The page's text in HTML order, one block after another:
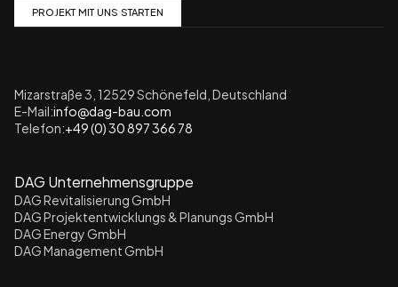
PROJEKT MIT UNS STARTEN
Mizarstraße 3, 12529 Schönefeld, Deutschland
E-Mail:info@dag-bau.com
Telefon:+49 (0) 30 897 366 78
DAG Unternehmensgruppe
DAG Revitalisierung GmbH
DAG Projektentwicklungs & Planungs GmbH
DAG Energy GmbH
DAG Management GmbH